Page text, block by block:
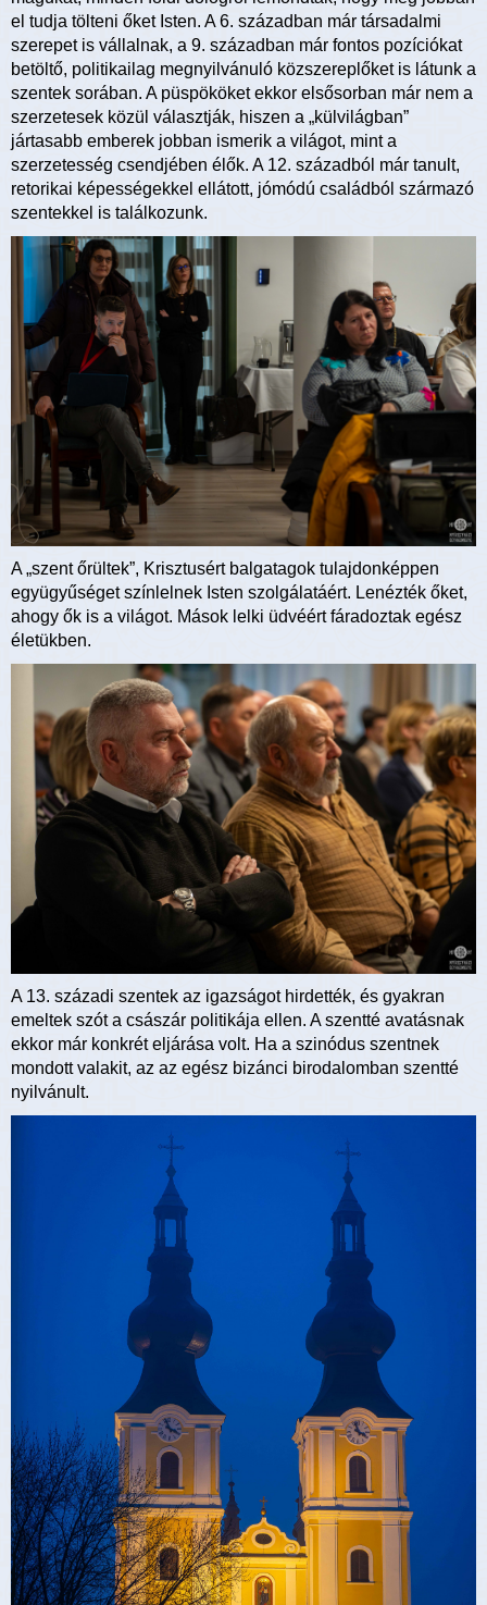
el tudja tölteni őket Isten. A 6. században már társadalmi
szerepet is vállalnak, a 9. században már fontos pozíciókat
betöltő, politikailag megnyilvánuló közszereplőket is látunk a
szentek sorában. A püspököket ekkor elsősorban már nem a
szerzetesek közül választják, hiszen a „külvilágban”
jártasabb emberek jobban ismerik a világot, mint a
szerzetesség csendjében élők. A 12. századból már tanult,
retorikai képességekkel ellátott, jómódú családból származó
szentekkel is találkozunk.
A „szent őrültek”, Krisztusért balgatagok tulajdonképpen
együgyűséget színlelnek Isten szolgálatáért. Lenézték őket,
ahogy ők is a világot. Mások lelki üdvéért fáradoztak egész
életükben.
A 13. századi szentek az igazságot hirdették, és gyakran
emeltek szót a császár politikája ellen. A szentté avatásnak
ekkor már konkrét eljárása volt. Ha a szinódus szentnek
mondott valakit, az az egész bizánci birodalomban szentté
nyilvánult.